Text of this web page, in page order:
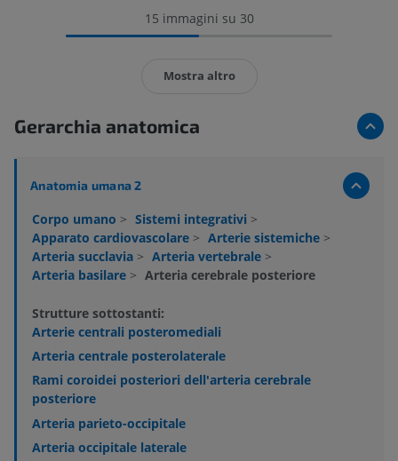
15 immagini su 30
Mostra altro
Gerarchia anatomica
Anatomia umana 2
Corpo umano > Sistemi integrativi >
Apparato cardiovascolare > Arterie sistemiche >
Arteria succlavia > Arteria vertebrale >
Arteria basilare > Arteria cerebrale posteriore
Strutture sottostanti:
Arterie centrali posteromediali
Arteria centrale posterolaterale
Rami coroidei posteriori dell'arteria cerebrale
posteriore
Arteria parieto-occipitale
Arteria occipitale laterale